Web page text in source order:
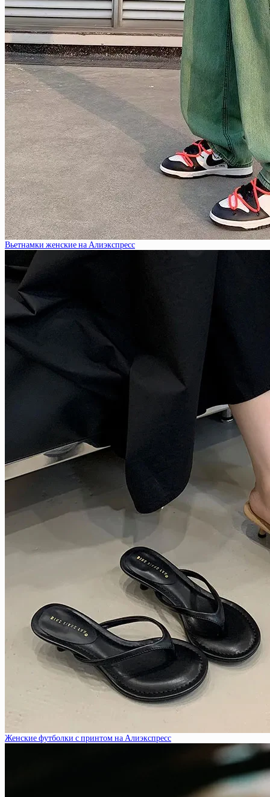
Вьетнамки женские на Алиэкспресс
Женские футболки с принтом на Алиэкспресс